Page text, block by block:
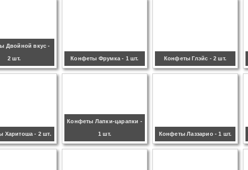
Двойной вкус -
2 шт. Конфеты Фрумка - 1 шт. Конфеты Глэйс - 2 шт.
Харитоша - 2 шт.
Конфеты Лапки-царапки -
1 шт. Конфеты Лаззарио - 1 шт.